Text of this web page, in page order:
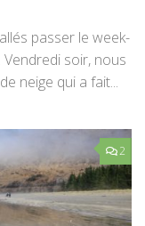
passer le week-
soir, nous
neige qui a fait...
2